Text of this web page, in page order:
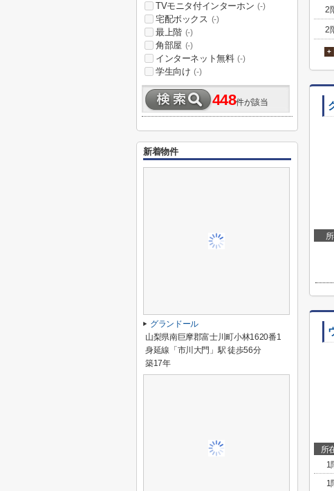
2
2
+
所
1
1
TVモニタ付インターホン (-)
宅配ボックス (-)
最上階 (-)
角部屋 (-)
インターネット無料 (-)
学生向け (-)
448件が該当
新着物件
グランドール
山梨県南巨摩郡富士川町小林1620番1
身延線「市川大門」駅 徒歩56分
築17年